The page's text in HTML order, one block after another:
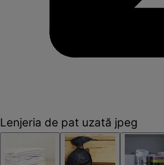
Lenjeria de pat uzată jpeg